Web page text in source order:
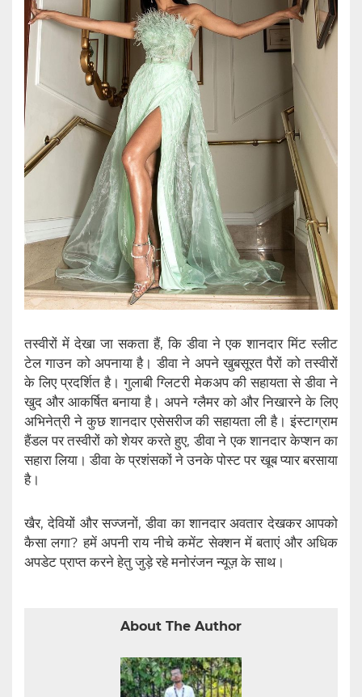
तस्वीरों में देखा जा सकता हैं, कि डीवा ने एक शानदार मिंट स्लीट
टेल गाउन को अपनाया है। डीवा ने अपने खुबसूरत पैरों को तस्वीरों
के लिए प्रदर्शित है। गुलाबी ग्लिटरी मेकअप की सहायता से डीवा ने
खुद और आकर्षित बनाया है। अपने ग्लैमर को और निखारने के लिए
अभिनेत्री ने कुछ शानदार एसेसरीज की सहायता ली है। इंस्टाग्राम
हैंडल पर तस्वीरों को‌ शेयर करते हुए, डीवा ने एक शानदार केप्शन का
सहारा लिया। डीवा के प्रशंसकों ने उनके पोस्ट पर खूब प्यार बरसाया
है।
खैर, देवियों और सज्जनों, डीवा का शानदार अवतार देखकर आपको
कैसा लगा? हमें अपनी राय नीचे कमेंट सेक्शन में बताएं और अधिक
अपडेट प्राप्त करने हेतु जुड़े रहे मनोरंजन न्यूज़ के साथ।
About The Author